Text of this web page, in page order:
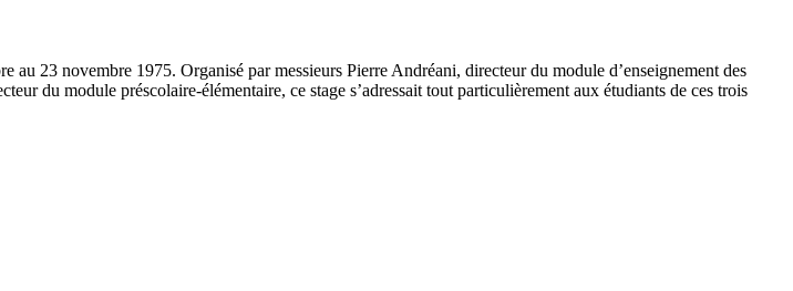
au 23 novembre 1975. Organisé par messieurs Pierre Andréani, directeur du module d’enseignement des
du module préscolaire-élémentaire, ce stage s’adressait tout particulièrement aux étudiants de ces trois